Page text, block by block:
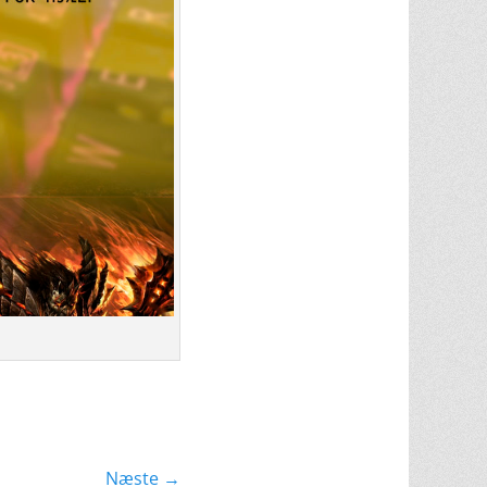
Næste →